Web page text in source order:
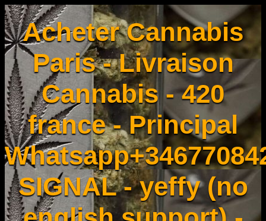
Acheter Cannabis
Paris - Livraison
Cannabis - 420
france - Principal
SIGNAL - yeffy (no